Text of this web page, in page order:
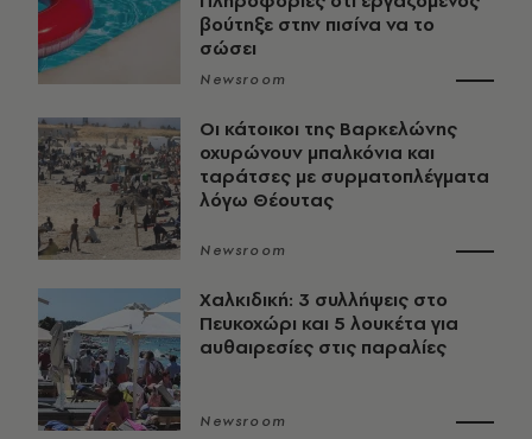
βούτηξε στην πισίνα να το
σώσει
Newsroom
Οι κάτοικοι της Βαρκελώνης
οχυρώνουν μπαλκόνια και
ταράτσες με συρματοπλέγματα
λόγω Θέουτας
Newsroom
Χαλκιδική: 3 συλλήψεις στο
Πευκοχώρι και 5 λουκέτα για
αυθαιρεσίες στις παραλίες
Newsroom